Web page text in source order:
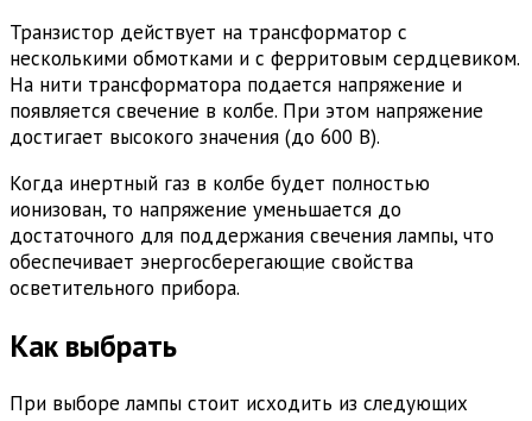
Транзистор действует на трансформатор с
несколькими обмотками и с ферритовым сердцевиком.
На нити трансформатора подается напряжение и
появляется свечение в колбе. При этом напряжение
достигает высокого значения (до 600 В).
Когда инертный газ в колбе будет полностью
ионизован, то напряжение уменьшается до
достаточного для поддержания свечения лампы, что
обеспечивает энергосберегающие свойства
осветительного прибора.
Как выбрать
При выборе лампы стоит исходить из следующих